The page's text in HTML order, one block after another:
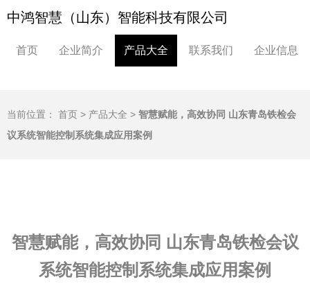
中鸿智慧（山东）智能科技有限公司
首页 企业简介 产品大全 联系我们 企业信息
当前位置： 首页 > 产品大全 > 智慧赋能，高效协同 山东青岛铁检会
议系统智能控制系统集成应用案例
智慧赋能，高效协同 山东青岛铁检会议
系统智能控制系统集成应用案例